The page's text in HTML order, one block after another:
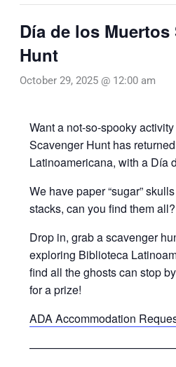
Día de los Muertos
Hunt
October 29, 2025 @ 12:00 am
Want a not-so-spooky
Scavenger Hunt has
Latinoamericana, with a Día
We have paper “sugar”
stacks, can you find them all?
Drop in, grab a scavenger
exploring Biblioteca
find all the ghosts can stop
for a prize!
ADA Accommodation